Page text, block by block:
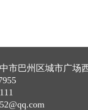
市巴州区城市广场